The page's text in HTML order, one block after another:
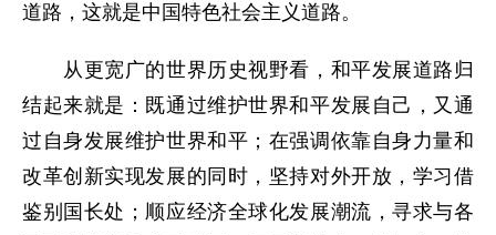
道路，这就是中国特色社会主义道路。
从更宽广的世界历史视野看，和平发展道路归
结起来就是：既通过维护世界和平发展自己，又通
过自身发展维护世界和平；在强调依靠自身力量和
改革创新实现发展的同时，坚持对外开放，学习借
鉴别国长处；顺应经济全球化发展潮流，寻求与各